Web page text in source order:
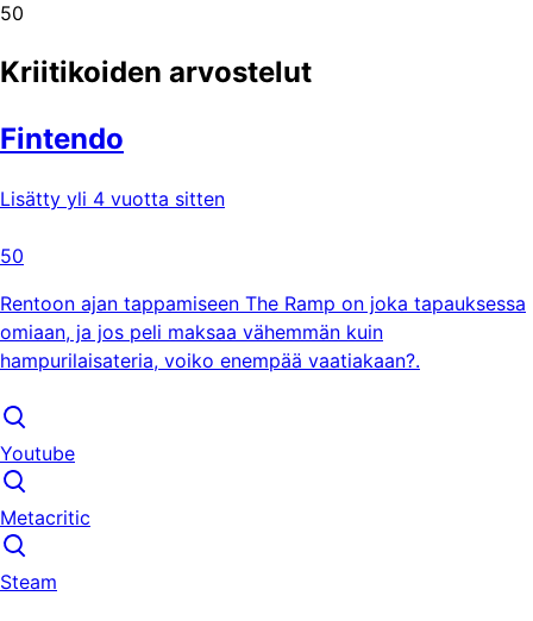
50
Kriitikoiden arvostelut
Fintendo
Lisätty yli 4 vuotta sitten
50
Rentoon ajan tappamiseen The Ramp on joka tapauksessa
omiaan, ja jos peli maksaa vähemmän kuin
hampurilaisateria, voiko enempää vaatiakaan?.
Youtube
Metacritic
Steam